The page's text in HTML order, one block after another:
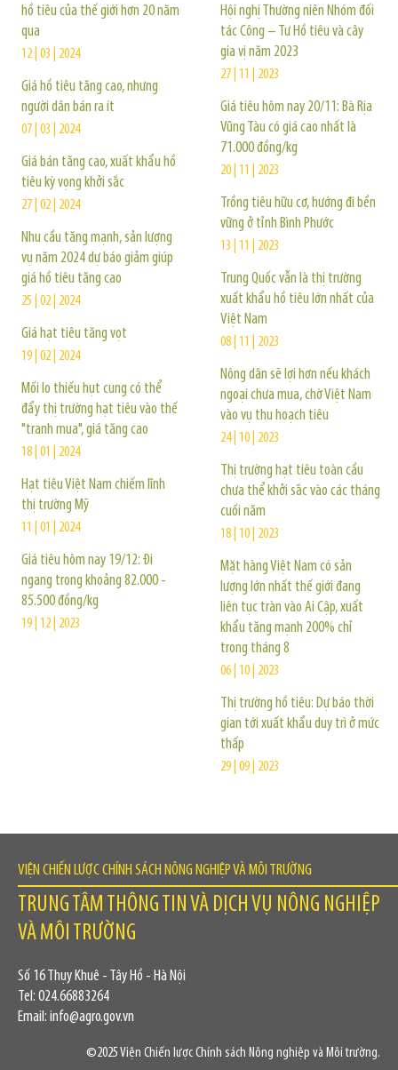
hồ tiêu của thế giới hơn 20 năm
qua
12 | 03 | 2024
Giá hồ tiêu tăng cao, nhưng
người dân bán ra ít
07 | 03 | 2024
Giá bán tăng cao, xuất khẩu hồ
tiêu kỳ vọng khởi sắc
27 | 02 | 2024
Nhu cầu tăng mạnh, sản lượng
vụ năm 2024 dự báo giảm giúp
giá hồ tiêu tăng cao
25 | 02 | 2024
Giá hạt tiêu tăng vọt
19 | 02 | 2024
Mối lo thiếu hụt cung có thể
đẩy thị trường hạt tiêu vào thế
"tranh mua", giá tăng cao
18 | 01 | 2024
Hạt tiêu Việt Nam chiếm lĩnh
thị trường Mỹ
11 | 01 | 2024
Giá tiêu hôm nay 19/12: Đi
ngang trong khoảng 82.000 -
85.500 đồng/kg
19 | 12 | 2023
Hội nghị Thường niên Nhóm đối
tác Công – Tư Hồ tiêu và cây
gia vị năm 2023
27 | 11 | 2023
Giá tiêu hôm nay 20/11: Bà Rịa
Vũng Tàu có giá cao nhất là
71.000 đồng/kg
20 | 11 | 2023
Trồng tiêu hữu cơ, hướng đi bền
vững ở tỉnh Bình Phước
13 | 11 | 2023
Trung Quốc vẫn là thị trường
xuất khẩu hồ tiêu lớn nhất của
Việt Nam
08 | 11 | 2023
Nông dân sẽ lợi hơn nếu khách
ngoại chưa mua, chờ Việt Nam
vào vụ thu hoạch tiêu
24 | 10 | 2023
Thị trường hạt tiêu toàn cầu
chưa thể khởi sắc vào các tháng
cuối năm
18 | 10 | 2023
Mặt hàng Việt Nam có sản
lượng lớn nhất thế giới đang
liên tục tràn vào Ai Cập, xuất
khẩu tăng mạnh 200% chỉ
trong tháng 8
06 | 10 | 2023
Thị trường hồ tiêu: Dự báo thời
gian tới xuất khẩu duy trì ở mức
thấp
29 | 09 | 2023
VIỆN CHIẾN LƯỢC CHÍNH SÁCH NÔNG NGHIỆP VÀ MÔI TRƯỜNG
TRUNG TÂM THÔNG TIN VÀ DỊCH VỤ NÔNG NGHIỆP
VÀ MÔI TRƯỜNG
Số 16 Thụy Khuê - Tây Hồ - Hà Nội
Tel: 024.66883264
Email: info@agro.gov.vn
©2025 Viện Chiến lược Chính sách Nông nghiệp và Môi trường.